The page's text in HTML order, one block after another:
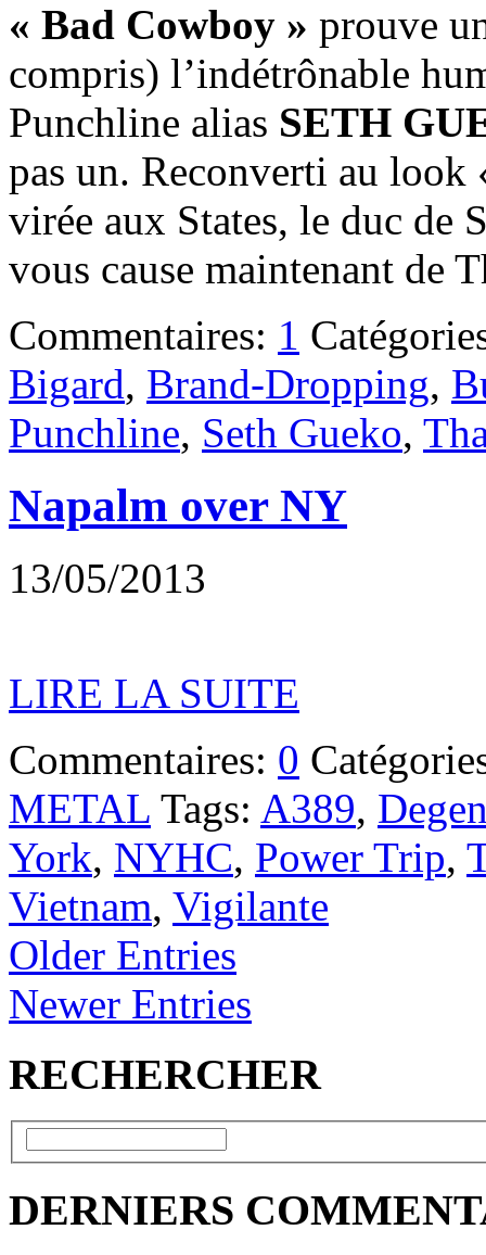
« Bad Cowboy » prouve
compris) l’indétrônable
Punchline alias SETH
pas un. Reconverti au
virée aux States, le duc de
vous cause maintenant de
Commentaires: 1
Bigard, Brand-Dropping,
Punchline, Seth Gueko,
Napalm over NY
13/05/2013
LIRE LA SUITE
Commentaires: 0
METAL Tags: A389,
York, NYHC, Power Trip,
Vietnam, Vigilante
Older Entries
Newer Entries
RECHERCHER
DERNIERS